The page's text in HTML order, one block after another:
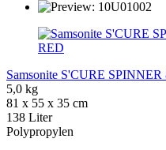
Samsonite S'CURE
5,0 kg
81 x 55 x 35 cm
138 Liter
Polypropylen